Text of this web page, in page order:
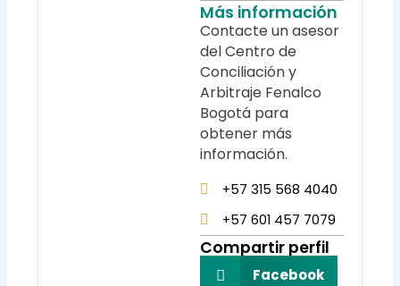
Más información
Contacte un asesor
del Centro de
Conciliación y
Arbitraje Fenalco
Bogotá para
obtener más
información.
+57 315 568 4040
+57 601 457 7079
Compartir perfil
Facebook